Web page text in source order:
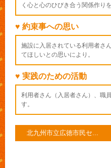
く心と心のひびき合う関係作り
♥ 約束事への思い
施設に入居されている利用者さ
てほしいとの思いにより。
♥ 実践のための活動
利用者さん（入居者さん）、職
す。
北九州市立広徳市民セ...